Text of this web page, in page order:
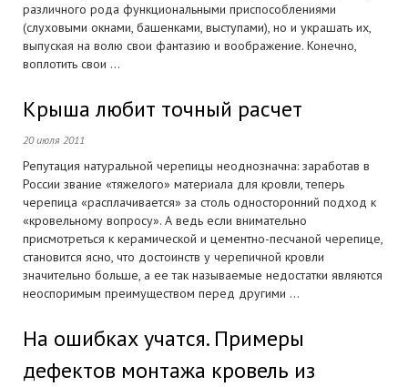
различного рода функциональными приспособлениями
(слуховыми окнами, башенками, выступами), но и украшать их,
выпуская на волю свои фантазию и воображение. Конечно,
воплотить свои ...
Крыша любит точный расчет
20 июля 2011
Репутация натуральной черепицы неоднозначна: заработав в
России звание «тяжелого» материала для кровли, теперь
черепица «расплачивается» за столь односторонний подход к
«кровельному вопросу». А ведь если внимательно
присмотреться к керамической и цементно-песчаной черепице,
становится ясно, что достоинств у черепичной кровли
значительно больше, а ее так называемые недостатки являются
неоспоримым преимуществом перед другими ...
На ошибках учатся. Примеры
дефектов монтажа кровель из